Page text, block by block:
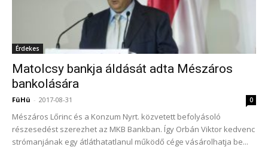
Érdekes
Matolcsy bankja áldását adta Mészáros
bankolására
FüHü - 2017-08-31 0
Mészáros Lőrinc és a Konzum Nyrt. közvetett befolyásoló
részesedést szerezhet az MKB Bankban. Így Orbán Viktor kedvenc
strómanjának egy átláthatatlanul működő cége vásárolhatja be...